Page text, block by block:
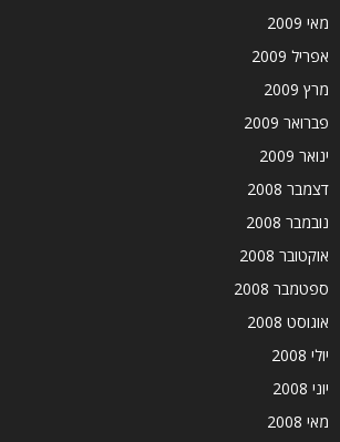
מאי 2009
אפריל 2009
מרץ 2009
פברואר 2009
ינואר 2009
דצמבר 2008
נובמבר 2008
אוקטובר 2008
ספטמבר 2008
אוגוסט 2008
יולי 2008
יוני 2008
מאי 2008